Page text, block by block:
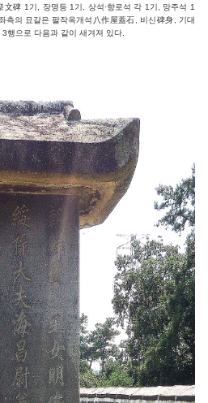
碑 1기, 장명등 1기, 상석·향로석 각 1기, 망주석 1
측의 묘갈은 팔작옥개석八作屋蓋石, 비신碑身, 기대
행으로 다음과 같이 새겨져 있다.